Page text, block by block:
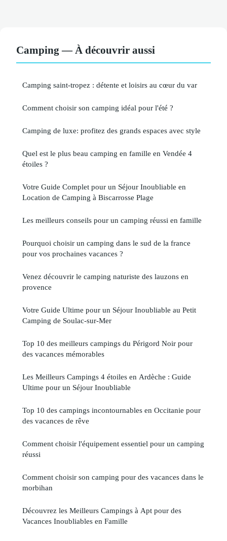
Camping — À découvrir aussi
Camping saint-tropez : détente et loisirs au cœur du var
Comment choisir son camping idéal pour l'été ?
Camping de luxe: profitez des grands espaces avec style
Quel est le plus beau camping en famille en Vendée 4
étoiles ?
Votre Guide Complet pour un Séjour Inoubliable en
Location de Camping à Biscarrosse Plage
Les meilleurs conseils pour un camping réussi en famille
Pourquoi choisir un camping dans le sud de la france
pour vos prochaines vacances ?
Venez découvrir le camping naturiste des lauzons en
provence
Votre Guide Ultime pour un Séjour Inoubliable au Petit
Camping de Soulac-sur-Mer
Top 10 des meilleurs campings du Périgord Noir pour
des vacances mémorables
Les Meilleurs Campings 4 étoiles en Ardèche : Guide
Ultime pour un Séjour Inoubliable
Top 10 des campings incontournables en Occitanie pour
des vacances de rêve
Comment choisir l'équipement essentiel pour un camping
réussi
Comment choisir son camping pour des vacances dans le
morbihan
Découvrez les Meilleurs Campings à Apt pour des
Vacances Inoubliables en Famille